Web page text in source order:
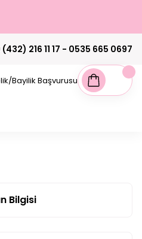
(432) 216 11 17 - 0535 665 0697
Bayilik Başvurusu
Bilgisi